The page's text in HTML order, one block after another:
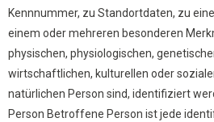
Kennnummer, zu Standortdaten, zu
einem oder mehreren besonderen
physischen, physiologischen,
wirtschaftlichen, kulturellen oder
natürlichen Person sind, identifiziert
Person Betroffene Person ist jede